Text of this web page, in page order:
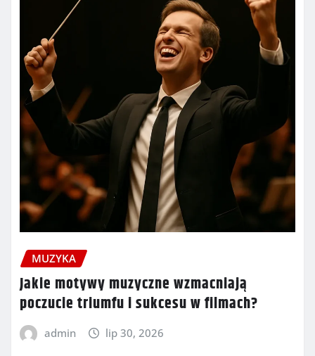
MUZYKA
Jakie motywy muzyczne wzmacniają
poczucie triumfu i sukcesu w filmach?
admin lip 30, 2026